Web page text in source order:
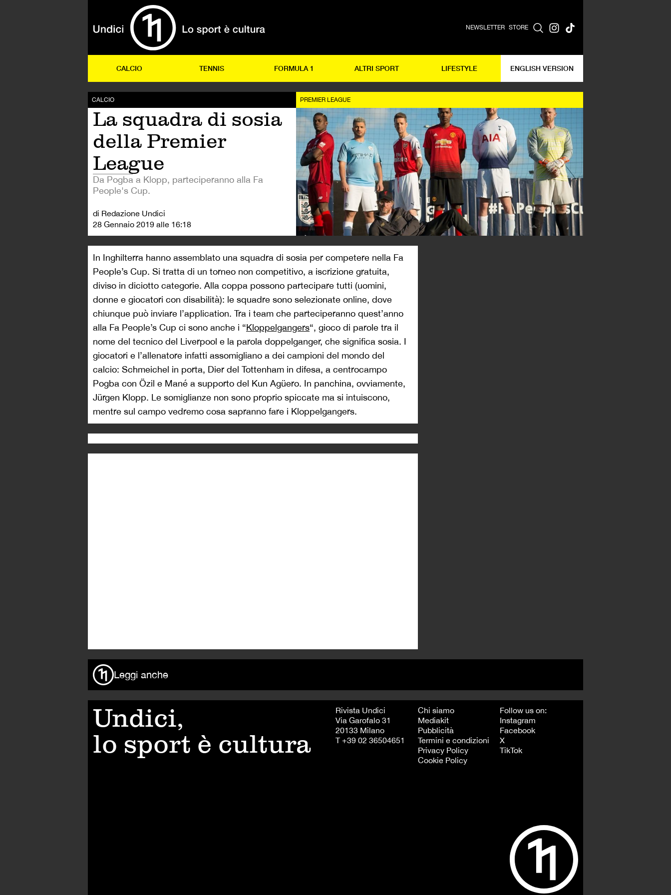
NEWSLETTER STORE
CALCIO TENNIS FORMULA 1 ALTRI SPORT LIFESTYLE ENGLISH VERSION
CALCIO
La squadra di sosia
della Premier
League
Da Pogba a Klopp, parteciperanno alla Fa
People's Cup.
di Redazione Undici
28 Gennaio 2019 alle 16:18
PREMIER LEAGUE
In Inghilterra hanno assemblato una squadra di sosia per competere nella Fa
People’s Cup. Si tratta di un torneo non competitivo, a iscrizione gratuita,
diviso in diciotto categorie. Alla coppa possono partecipare tutti (uomini,
donne e giocatori con disabilità): le squadre sono selezionate online, dove
chiunque può inviare l’application. Tra i team che parteciperanno quest’anno
alla Fa People’s Cup ci sono anche i “Kloppelgangers“, gioco di parole tra il
nome del tecnico del Liverpool e la parola doppelganger, che significa sosia. I
giocatori e l’allenatore infatti assomigliano a dei campioni del mondo del
calcio: Schmeichel in porta, Dier del Tottenham in difesa, a centrocampo
Pogba con Özil e Mané a supporto del Kun Agüero. In panchina, ovviamente,
Jürgen Klopp. Le somiglianze non sono proprio spiccate ma si intuiscono,
mentre sul campo vedremo cosa sapranno fare i Kloppelgangers.
Leggi anche
Undici,
lo sport è cultura
Rivista Undici
Via Garofalo 31
20133 Milano
T +39 02 36504651
Chi siamo
Mediakit
Pubblicità
Termini e condizioni
Privacy Policy
Cookie Policy
Follow us on:
Instagram
Facebook
X
TikTok